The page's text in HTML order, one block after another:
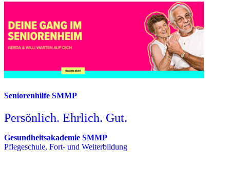
Seniorenhilfe SMMP
Persönlich. Ehrlich. Gut.
Gesundheitsakademie SMMP
Pflegeschule, Fort- und Weiterbildung